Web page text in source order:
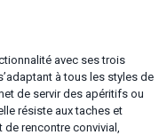
avec ses trois
à tous les styles de
de servir des apéritifs ou
résiste aux taches et
rencontre convivial,